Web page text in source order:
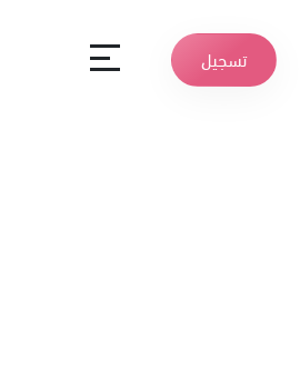
تسجيل